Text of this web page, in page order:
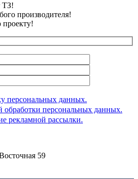
ТЗ!
производителя!
проекту!
персональных данных.
обработки персональных данных.
рекламной рассылки.
59